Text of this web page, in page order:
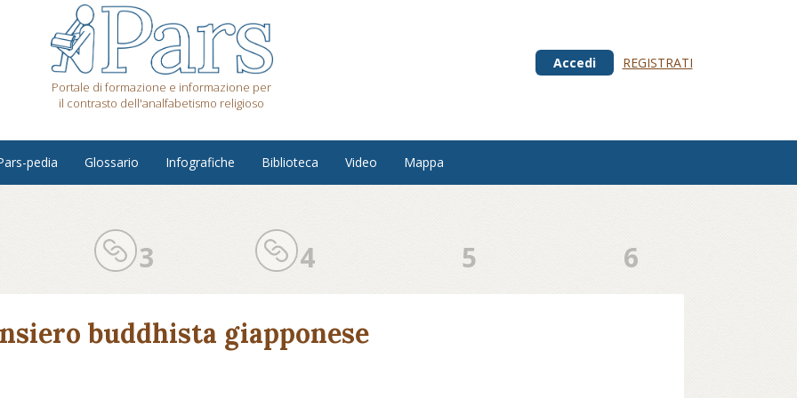
Portale di formazione e informazione per
il contrasto dell'analfabetismo religioso
Accedi REGISTRATI
pedia Glossario Infografiche Biblioteca Video Mappa
3 4 5 6
buddhista giapponese